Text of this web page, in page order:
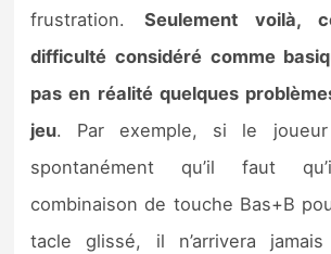
frustration. Seulement voilà,
difficulté considéré comme
pas en réalité quelques
jeu. Par exemple, si le
spontanément qu’il faut
combinaison de touche Bas+B
tacle glissé, il n’arrivera